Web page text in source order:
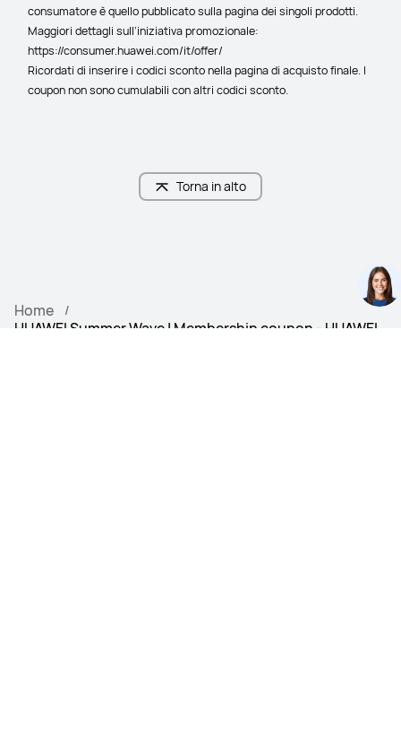
consumatore è quello pubblicato sulla pagina dei singoli prodotti.
Maggiori dettagli sull’iniziativa promozionale:
https://consumer.huawei.com/it/offer/
Ricordati di inserire i codici sconto nella pagina di acquisto finale. I
coupon non sono cumulabili con altri codici sconto.
Torna in alto
Home
HUAWEI Summer Wave | Membership coupon - HUAWEI